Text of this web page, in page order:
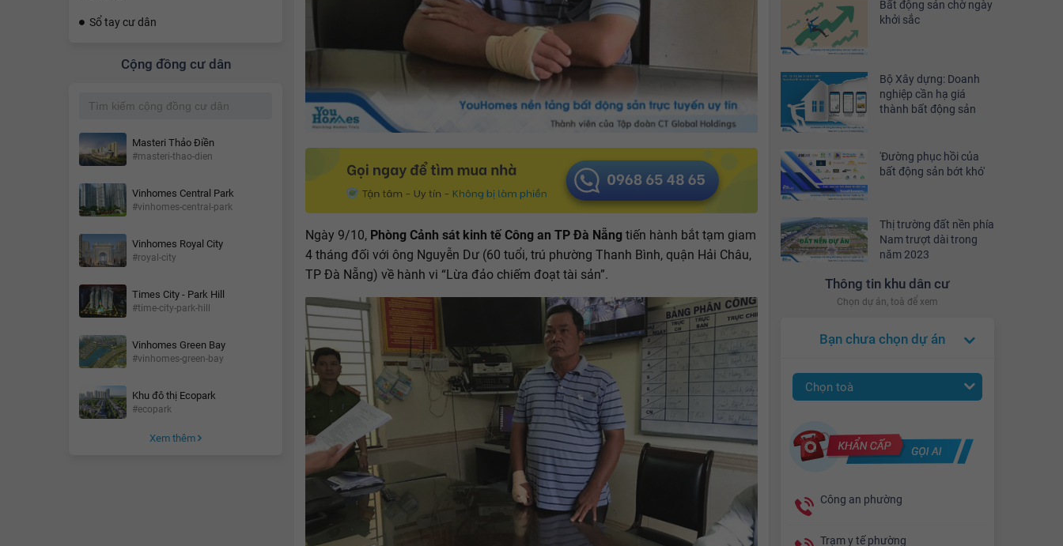
Sổ tay cư dân
Cộng đồng cư dân
Masteri Thảo Điền
#masteri-thao-dien
Vinhomes Central Park
#vinhomes-central-park
Vinhomes Royal City
#royal-city
Times City - Park Hill
#time-city-park-hill
Vinhomes Green Bay
#vinhomes-green-bay
Khu đô thị Ecopark
#ecopark
Xem thêm
Bất động sản chờ ngày
khởi sắc
Bộ Xây dựng: Doanh
nghiệp cần hạ giá
thành bất động sản
'Đường phục hồi của
bất động sản bớt khó'
Thị trường đất nền phía
Nam trượt dài trong
năm 2023
Thông tin khu dân cư
Chọn dự án, toà để xem
Bạn chưa chọn dự án
Chọn toà
Công an phường
Trạm y tế phường
Ngày 9/10, Phòng Cảnh sát kinh tế Công an TP Đà Nẵng tiến hành bắt tạm giam
4 tháng đối với ông Nguyễn Dư (60 tuổi, trú phường Thanh Bình, quận Hải Châu,
TP Đà Nẵng) về hành vi “Lừa đảo chiếm đoạt tài sản”.